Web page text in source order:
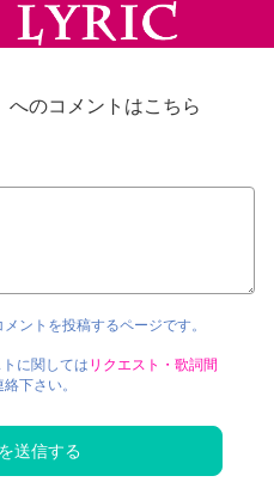
へのコメントはこちら
ントを投稿するページです。
に関しては リクエスト・歌詞間
下さい。
送信する